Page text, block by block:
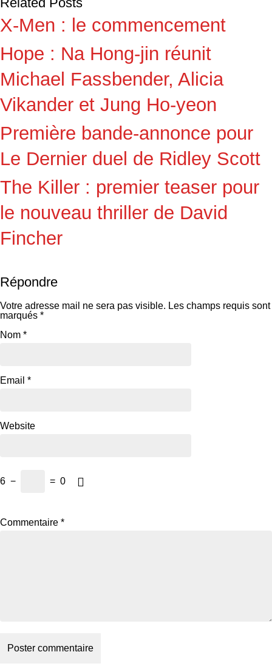
X-Men : le commencement
Hope : Na Hong-jin réunit
Michael Fassbender, Alicia
Vikander et Jung Ho-yeon
Première bande-annonce pour
Le Dernier duel de Ridley Scott
The Killer : premier teaser pour
le nouveau thriller de David
Fincher
Répondre
Votre adresse mail ne sera pas visible. Les champs requis sont
marqués *
Nom *
Email *
Website
6 − = 0
Commentaire *